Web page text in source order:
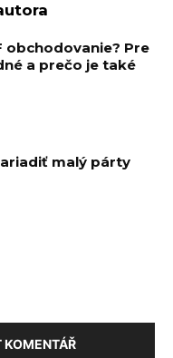
obchodovanie? Pre
a prečo je také
malý párty
KOMENTÁŘ